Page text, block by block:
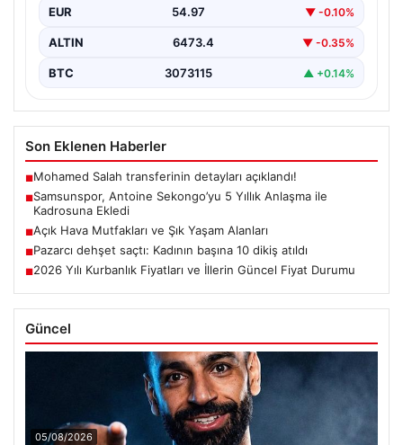
EUR 54.97 ▼ -0.10%
ALTIN 6473.4 ▼ -0.35%
BTC 3073115 ▲ +0.14%
Son Eklenen Haberler
■Mohamed Salah transferinin detayları açıklandı!
■Samsunspor, Antoine Sekongo’yu 5 Yıllık Anlaşma ile
Kadrosuna Ekledi
■Açık Hava Mutfakları ve Şık Yaşam Alanları
■Pazarcı dehşet saçtı: Kadının başına 10 dikiş atıldı
■2026 Yılı Kurbanlık Fiyatları ve İllerin Güncel Fiyat Durumu
Güncel
05/08/2026